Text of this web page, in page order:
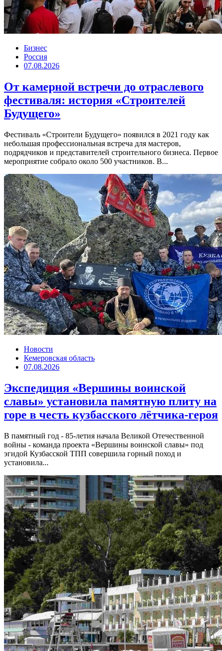
Бизнес
Россия
07.08.2026
От камерной встречи до отраслевого
фестиваля: история «Строителей
Будущего»
Фестиваль «Строители Будущего» появился в 2021 году как
небольшая профессиональная встреча для мастеров,
подрядчиков и представителей строительного бизнеса. Первое
мероприятие собрало около 500 участников. В...
Новости
Кемеровская область
07.08.2026
Экспедиция «Вершины воинской
славы» установила памятную плиту на
горе в честь кузбасского лётчика-героя
В памятный год - 85-летия начала Великой Отечественной
войны - команда проекта «Вершины воинской славы» под
эгидой Кузбасской ТПП совершила горный поход и
установила...